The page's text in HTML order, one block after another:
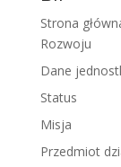
Strona
Rozwoju
Dane
Status
Misja
Przedmiot